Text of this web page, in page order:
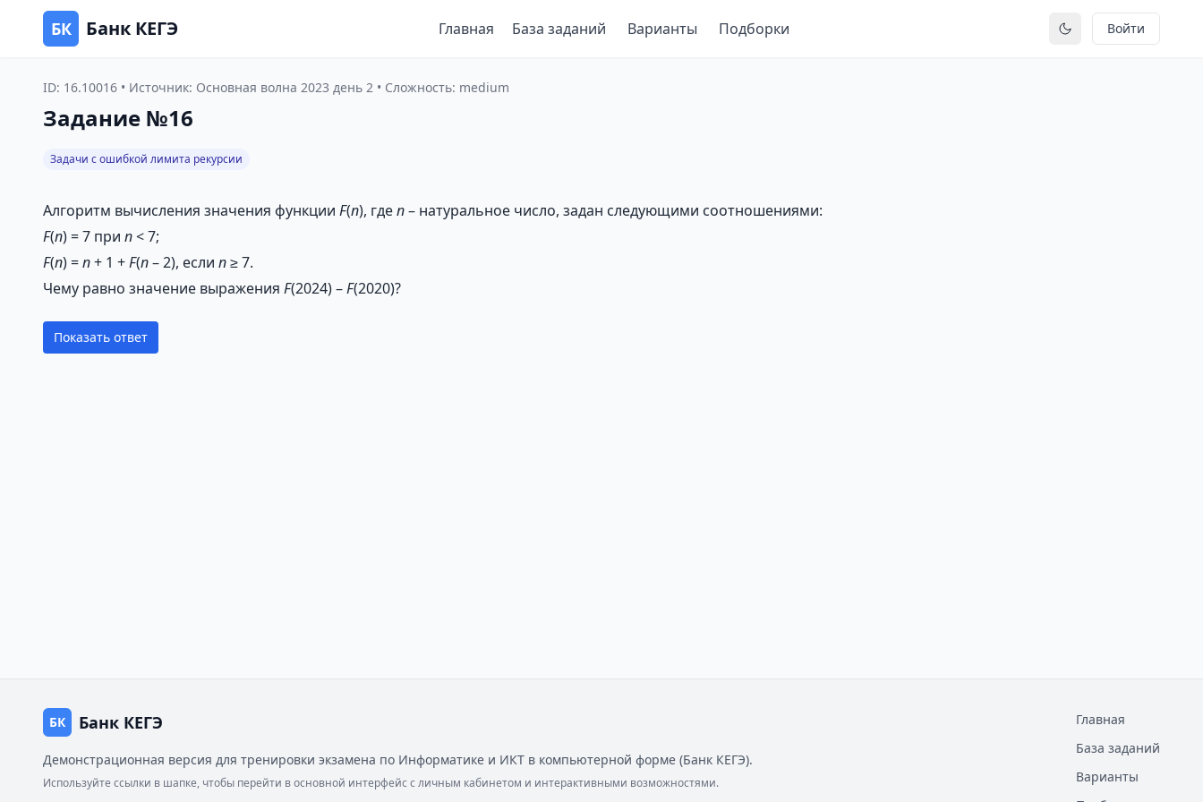
БК Банк КЕГЭ Главная База заданий Варианты Подборки Переключить тему
Войти
ID: 16.10016 • Источник: Основная волна 2023 день 2 • Сложность: medium
Задание №16
Задачи с ошибкой лимита рекурсии
Алгоритм вычисления значения функции F(n), гдеn– натуральное число, задан следующими соотношениями:
F(n) = 7 при n< 7;
F(n) =n+ 1 +F(n– 2), если n≥ 7.
Чему равно значение выражения F(2024) –F(2020)?
Показать ответ
БК Банк КЕГЭ
Демонстрационная версия для тренировки экзамена по Информатике и ИКТ в компьютерной форме (Банк КЕГЭ).
Используйте ссылки в шапке, чтобы перейти в основной интерфейс с личным кабинетом и интерактивными возможностями.
Главная
База заданий
Варианты